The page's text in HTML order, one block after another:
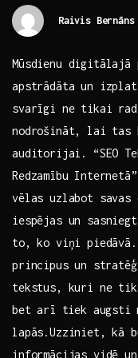
Raivis Bernāns
Mūsdienu
apstrādāta un
svarīgi ne tikai
nodrošināt, lai tas
​auditorijai. “SEO
Redzamību⁣
vēlas uzlabot savas
iespējas un
to, ko​ viņi piedāvā.
principus un
‍tekstus, kuri ne
bet arī⁢ tiek augsti⁢
lapās.Uzziniet, ⁣kā
informācijas vidē⁤